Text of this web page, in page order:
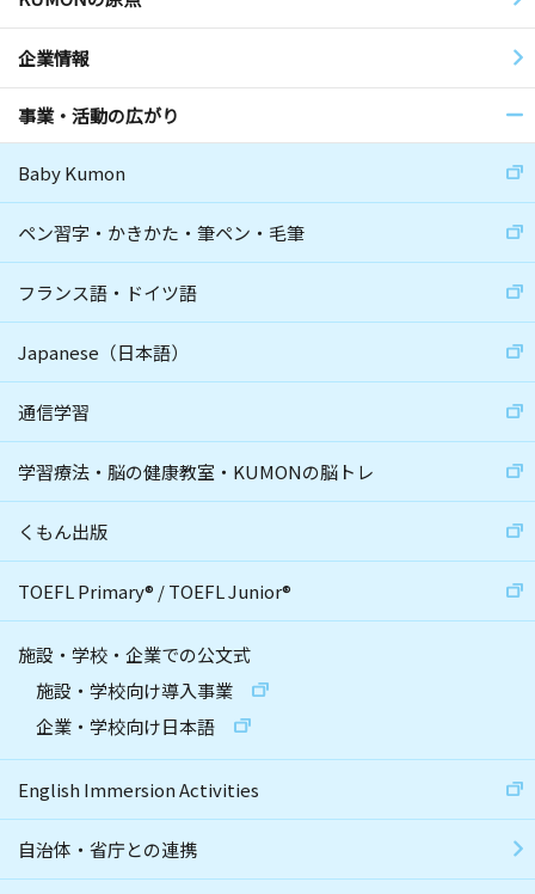
企業情報
事業・活動の広がり
Baby Kumon
ペン習字・かきかた・筆ペン・毛筆
フランス語・ドイツ語
Japanese（日本語）
通信学習
学習療法・脳の健康教室・KUMONの脳トレ
くもん出版
TOEFL Primary® /TOEFL Junior®
施設・学校・企業での公文式
施設・学校向け導入事業
企業・学校向け日本語
English Immersion Activities
自治体・省庁との連携